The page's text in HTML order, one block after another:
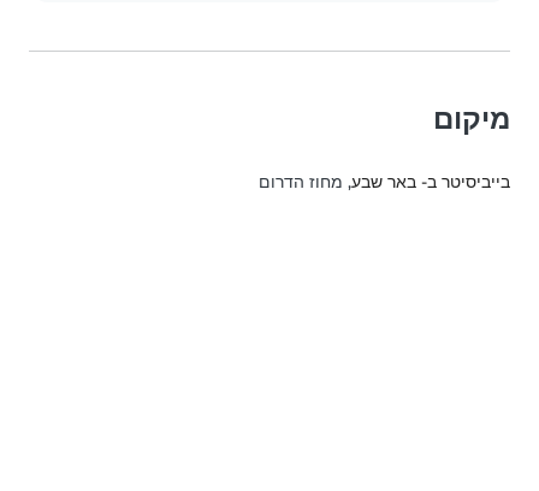
מיקום
בייביסיטר ב- באר שבע, מחוז הדרום